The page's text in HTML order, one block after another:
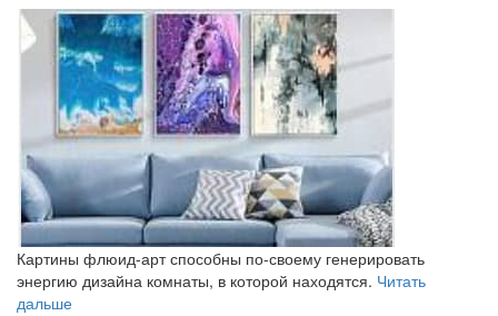
Картины флюид-арт способны по-своему генерировать
энергию дизайна комнаты, в которой находятся. Читать
дальше